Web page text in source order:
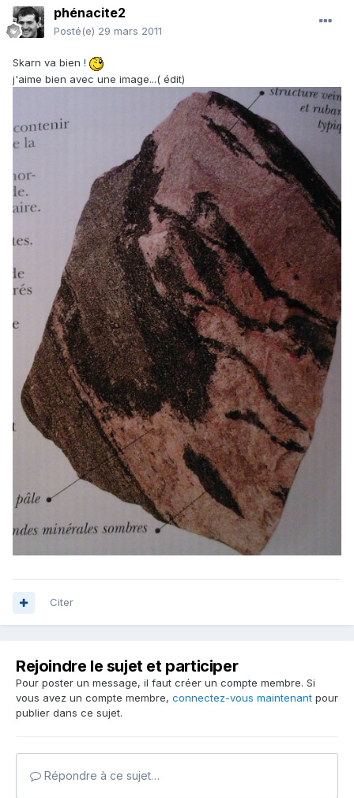
phénacite2
Posté(e) 29 mars 2011
Skarn va bien !
j'aime bien avec une image...( édit)
Citer
Rejoindre le sujet et participer
Pour poster un message, il faut créer un compte membre. Si
vous avez un compte membre, connectez-vous maintenant pour
publier dans ce sujet.
Répondre à ce sujet…